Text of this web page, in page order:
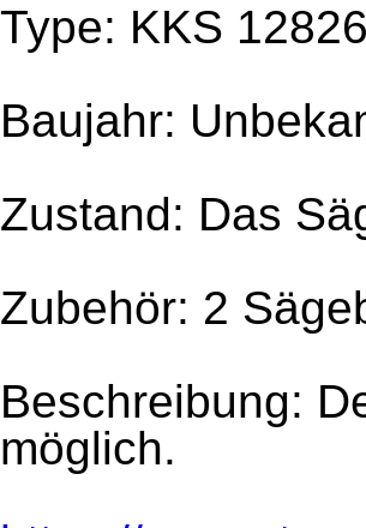
Type: KKS 12826
Baujahr:
Zustand: Das
Zubehör: 2
Beschreibung:
möglich.